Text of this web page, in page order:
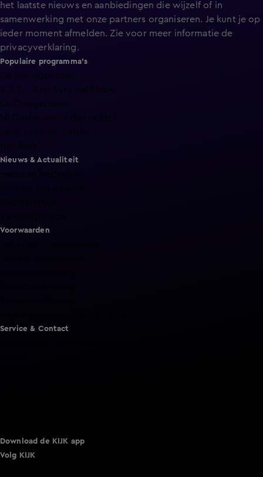
het laatste nieuws en aanbiedingen die wijzelf of in
samenwerking met onze partners organiseren. Je kunt je op
ieder moment afmelden. Zie voor meer informatie de
privacyverklaring.
Populaire programma's
De Bondgenoten
A.S.S. - Anti Survival Show
De Oranjezomer
Mi Dushi: wat is dan liefde?
Lang Leve de Liefde
Nieuws & Actualiteit
Voorwaarden
Service & Contact
Download de KIJK app
Volg KIJK